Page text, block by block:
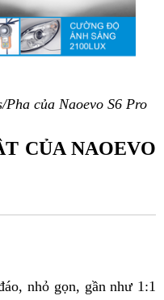
của Naoevo S6 Pro
CỦA NAOEVO
nhỏ gọn, gần như 1:1